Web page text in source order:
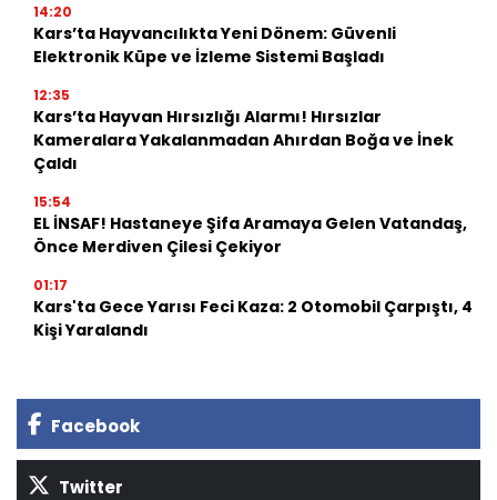
14:20
Kars’ta Hayvancılıkta Yeni Dönem: Güvenli
Elektronik Küpe ve İzleme Sistemi Başladı
12:35
Kars’ta Hayvan Hırsızlığı Alarmı! Hırsızlar
Kameralara Yakalanmadan Ahırdan Boğa ve İnek
Çaldı
15:54
EL İNSAF! Hastaneye Şifa Aramaya Gelen Vatandaş,
Önce Merdiven Çilesi Çekiyor
01:17
Kars'ta Gece Yarısı Feci Kaza: 2 Otomobil Çarpıştı, 4
Kişi Yaralandı
Facebook
Twitter